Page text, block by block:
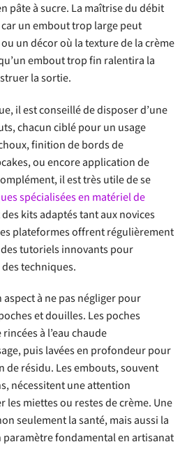
pâte à sucre. La maîtrise du débit
un embout trop large peut
un décor où la texture de la crème
embout trop fin ralentira la
la sortie.
il est conseillé de disposer d’une
chacun ciblé pour un usage
finition de bords de
ou encore application de
il est très utile de se
spécialisées en matériel de
kits adaptés tant aux novices
plateformes offrent régulièrement
des tutoriels innovants pour
techniques.
à ne pas négliger pour
et douilles. Les poches
à l’eau chaude
puis lavées en profondeur pour
de résidu. Les embouts, souvent
nécessitent une attention
miettes ou restes de crème. Une
seulement la santé, mais aussi la
fondamental en artisanat